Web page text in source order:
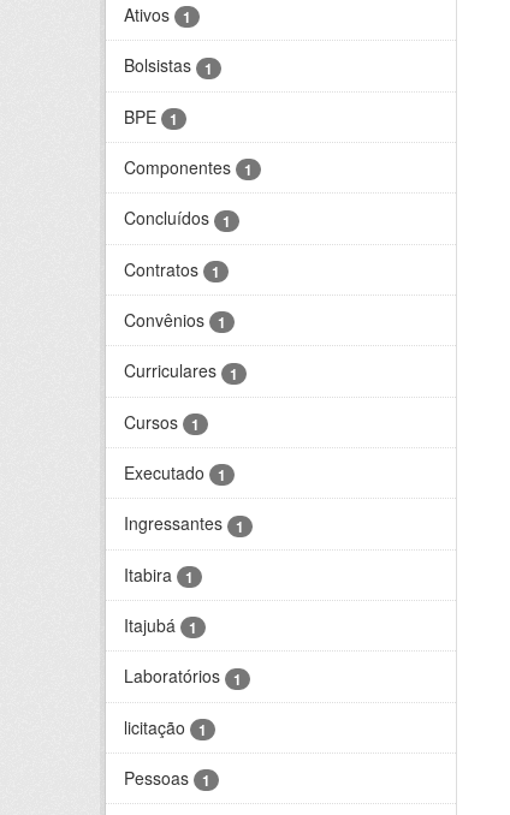
Ativos 1
Bolsistas 1
BPE 1
Componentes 1
Concluídos 1
Contratos 1
Convênios 1
Curriculares 1
Cursos 1
Executado 1
Ingressantes 1
Itabira 1
Itajubá 1
Laboratórios 1
licitação 1
Pessoas 1